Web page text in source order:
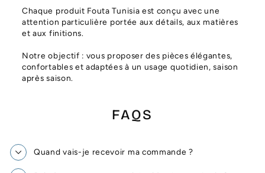
Chaque produit Fouta Tunisia est conçu avec une
attention particulière portée aux détails, aux matières
et aux finitions.
Notre objectif : vous proposer des pièces élégantes,
confortables et adaptées à un usage quotidien, saison
après saison.
FAQS
Quand vais-je recevoir ma commande ?